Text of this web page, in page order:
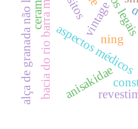
ning
aspectos médicos
vintage
bacia do rio barra mansa anisakidae
alça de granada não letal.